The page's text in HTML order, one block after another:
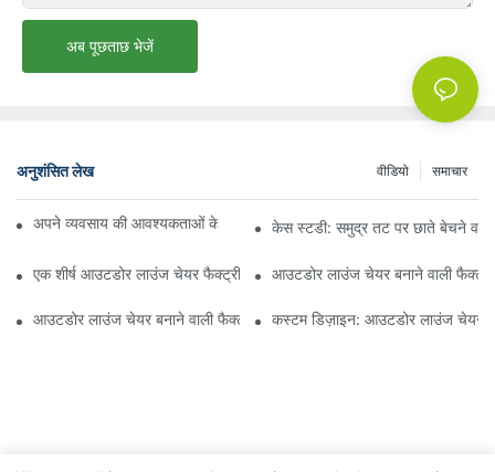
अब पूछताछ भेजें
अनुशंसित लेख समाचार
वीडियो
अपने व्यवसाय की आवश्यकताओं के लिए सही बीच अम्ब्रेला वितरक ढूँढना
केस स्टडी: समुद्र तट पर छाते बेचने
एक शीर्ष आउटडोर लाउंज चेयर फैक्ट्री से क्या उम्मीद करेंआउटडोर लाउंज चेयर बनाने वाली
आउटडोर लाउंज चेयर बनाने वाली फैक्ट्री की गुणवत्ता का मूल्यांकन कैसे करें
कस्टम डिज़ाइन: आउटडोर लाउंज चेयर